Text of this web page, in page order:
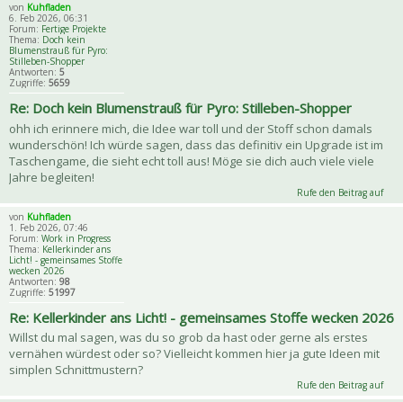
von Kuhfladen
6. Feb 2026, 06:31
Forum: Fertige Projekte
Thema: Doch kein
Blumenstrauß für Pyro:
Stilleben-Shopper
Antworten: 5
Zugriffe: 5659
Re: Doch kein Blumenstrauß für Pyro: Stilleben-Shopper
ohh ich erinnere mich, die Idee war toll und der Stoff schon damals
wunderschön! Ich würde sagen, dass das definitiv ein Upgrade ist im
Taschengame, die sieht echt toll aus! Möge sie dich auch viele viele
Jahre begleiten!
Rufe den Beitrag auf
von Kuhfladen
1. Feb 2026, 07:46
Forum: Work in Progress
Thema: Kellerkinder ans
Licht! - gemeinsames Stoffe
wecken 2026
Antworten: 98
Zugriffe: 51997
Re: Kellerkinder ans Licht! - gemeinsames Stoffe wecken 2026
Willst du mal sagen, was du so grob da hast oder gerne als erstes
vernähen würdest oder so? Vielleicht kommen hier ja gute Ideen mit
simplen Schnittmustern?
Rufe den Beitrag auf